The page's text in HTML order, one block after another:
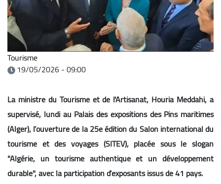
Tourisme
19/05/2026 - 09:00
La ministre du Tourisme et de l'Artisanat, Houria Meddahi, a
supervisé, lundi au Palais des expositions des Pins maritimes
(Alger), l’ouverture de la 25e édition du Salon international du
tourisme et des voyages (SITEV), placée sous le slogan
"Algérie, un tourisme authentique et un développement
durable", avec la participation d’exposants issus de 41 pays.